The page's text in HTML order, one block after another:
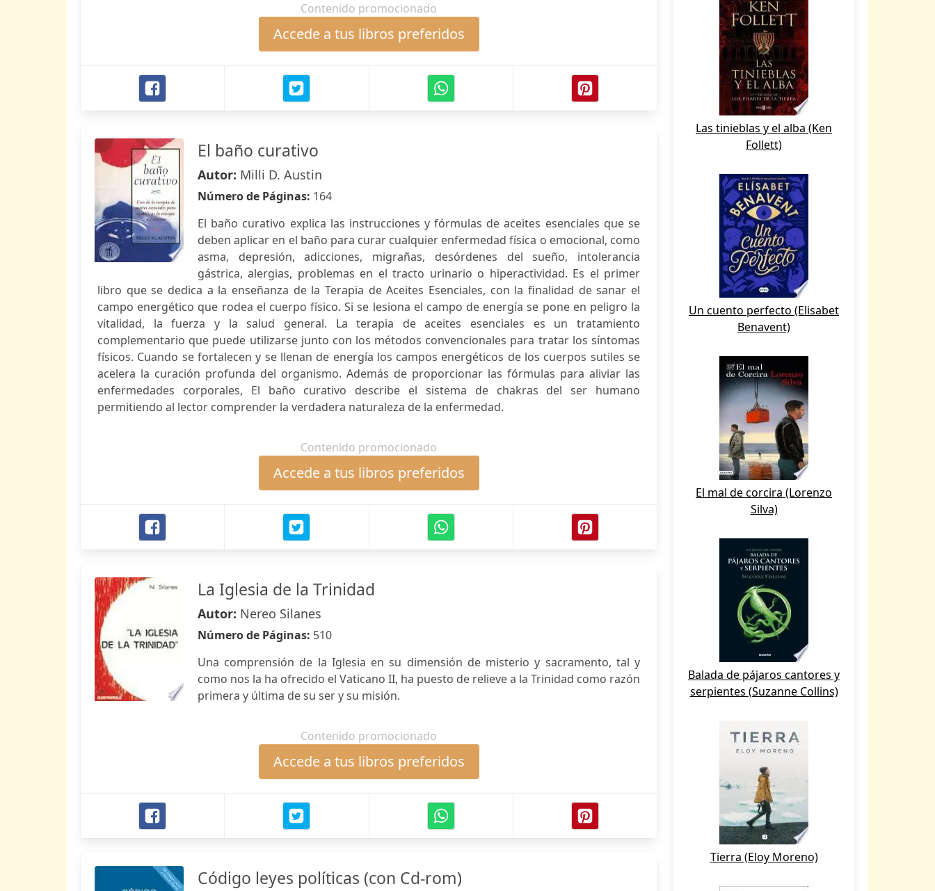
Contenido promocionado
Accede a tus libros preferidos
El baño curativo
Autor: Milli D. Austin
Número de Páginas: 164
El baño curativo explica las instrucciones y fórmulas de aceites esenciales que se
deben aplicar en el baño para curar cualquier enfermedad física o emocional, como
asma, depresión, adicciones, migrañas, desórdenes del sueño, intolerancia
gástrica, alergias, problemas en el tracto urinario o hiperactividad. Es el primer
libro que se dedica a la enseñanza de la Terapia de Aceites Esenciales, con la finalidad de sanar el
campo energético que rodea el cuerpo físico. Si se lesiona el campo de energía se pone en peligro la
vitalidad, la fuerza y la salud general. La terapia de aceites esenciales es un tratamiento
complementario que puede utilizarse junto con los métodos convencionales para tratar los síntomas
físicos. Cuando se fortalecen y se llenan de energía los campos energéticos de los cuerpos sutiles se
acelera la curación profunda del organismo. Además de proporcionar las fórmulas para aliviar las
enfermedades corporales, El baño curativo describe el sistema de chakras del ser humano
permitiendo al lector comprender la verdadera naturaleza de la enfermedad.
Contenido promocionado
Accede a tus libros preferidos
La Iglesia de la Trinidad
Autor: Nereo Silanes
Número de Páginas: 510
Una comprensión de la Iglesia en su dimensión de misterio y sacramento, tal y
como nos la ha ofrecido el Vaticano II, ha puesto de relieve a la Trinidad como razón
primera y última de su ser y su misión.
Contenido promocionado
Accede a tus libros preferidos
Código leyes políticas (con Cd-rom)
Las tinieblas y el alba (Ken
Follett)
Un cuento perfecto (Elisabet
Benavent)
El mal de corcira (Lorenzo
Silva)
Balada de pájaros cantores y
serpientes (Suzanne Collins)
Tierra (Eloy Moreno)